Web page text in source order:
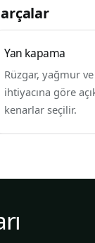
Yan kapama
Rüzgar, yağmur
ihtiyacına göre
kenarlar seçilir.